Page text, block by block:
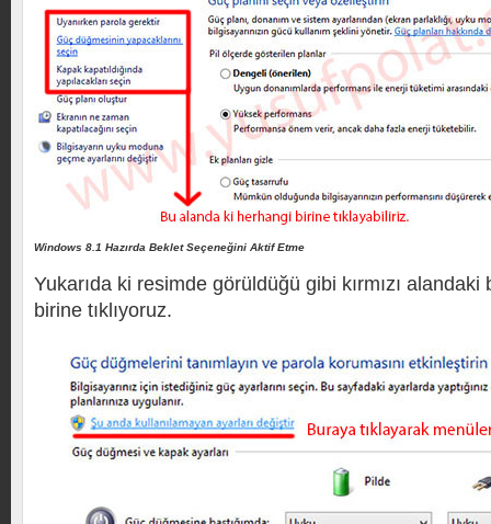
Windows 8.1 Hazırda Beklet Seçeneğini Aktif Etme
Yukarıda ki resimde görüldüğü gibi kırmızı
birine tıklıyoruz.